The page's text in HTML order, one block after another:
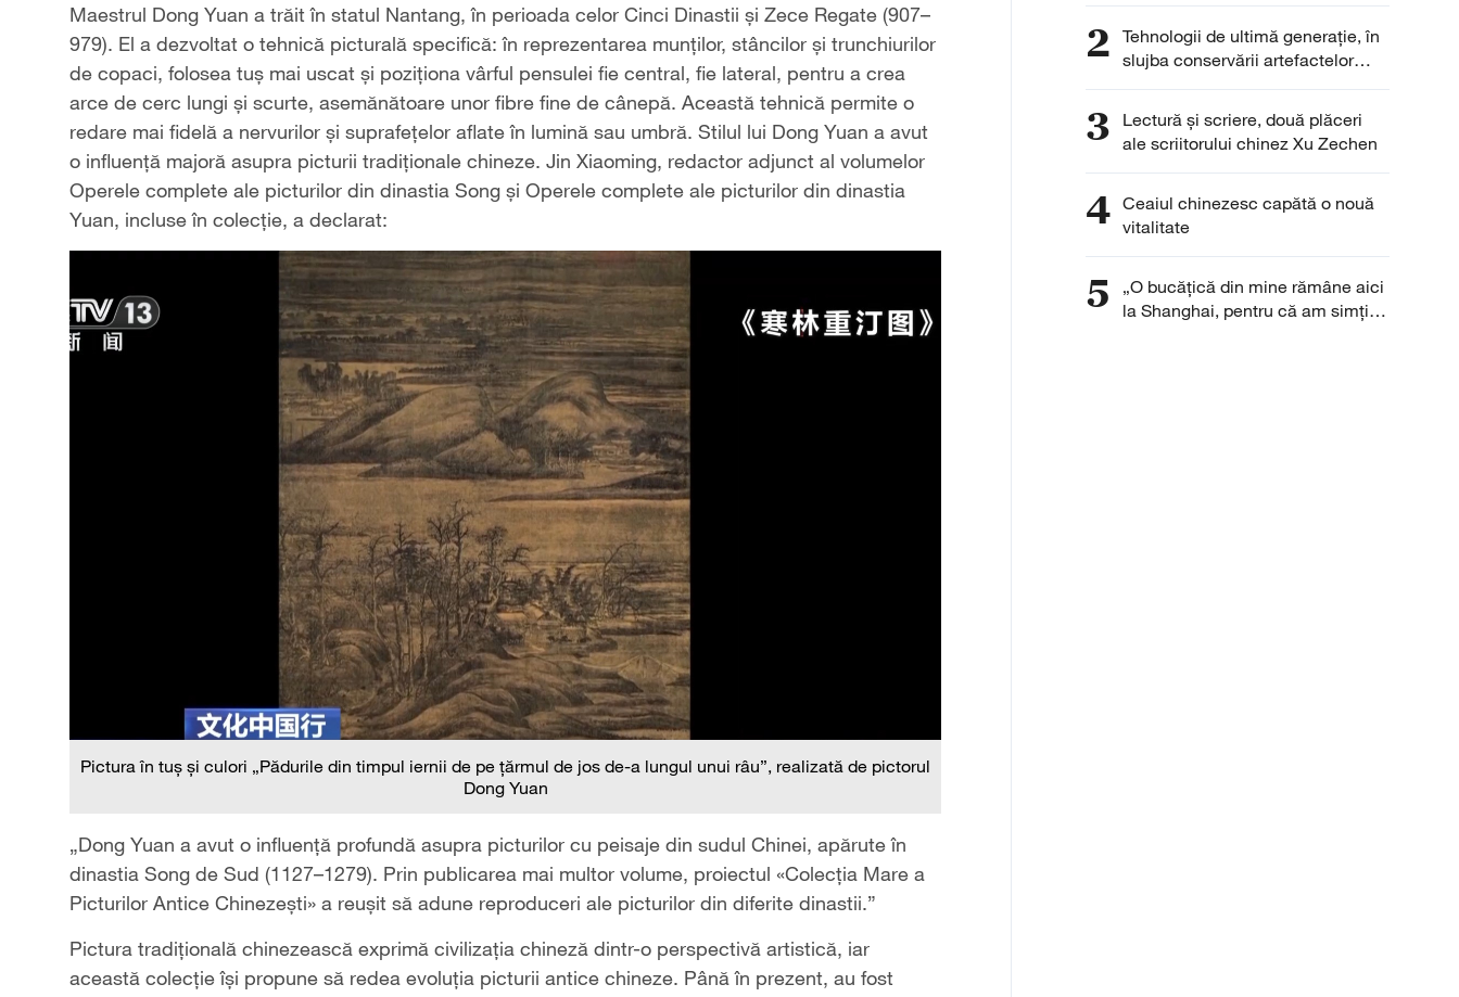
Maestrul Dong Yuan a trăit în statul Nantang, în perioada celor Cinci Dinastii și Zece Regate (907–
979). El a dezvoltat o tehnică picturală specifică: în reprezentarea munților, stâncilor și trunchiurilor
de copaci, folosea tuș mai uscat și poziționa vârful pensulei fie central, fie lateral, pentru a crea
arce de cerc lungi și scurte, asemănătoare unor fibre fine de cânepă. Această tehnică permite o
redare mai fidelă a nervurilor și suprafețelor aflate în lumină sau umbră. Stilul lui Dong Yuan a avut
o influență majoră asupra picturii tradiționale chineze. Jin Xiaoming, redactor adjunct al volumelor
Operele complete ale picturilor din dinastia Song și Operele complete ale picturilor din dinastia
Yuan, incluse în colecție, a declarat:
Pictura în tuș și culori „Pădurile din timpul iernii de pe țărmul de jos de-a lungul unui râu”, realizată de pictorul
Dong Yuan
„Dong Yuan a avut o influență profundă asupra picturilor cu peisaje din sudul Chinei, apărute în
dinastia Song de Sud (1127–1279). Prin publicarea mai multor volume, proiectul «Colecția Mare a
Picturilor Antice Chinezești» a reușit să adune reproduceri ale picturilor din diferite dinastii.”
Pictura tradițională chinezească exprimă civilizația chineză dintr-o perspectivă artistică, iar
această colecție își propune să redea evoluția picturii antice chineze. Până în prezent, au fost
2 Tehnologii de ultimă generație, în
slujba conservării artefactelor
chinezești
3
Lectură și scriere, două plăceri
ale scriitorului chinez Xu Zechen
4 Ceaiul chinezesc capătă o nouă
vitalitate
5
„O bucățică din mine rămâne aici
la Shanghai, pentru că am simțit o